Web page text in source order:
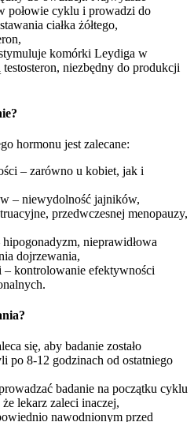
połowie cyklu i prowadzi do
ciałka żółtego,
komórki Leydiga w
niezbędny do produkcji
hormonu jest zalecane:
– zarówno u kobiet, jak i
– niewydolność jajników,
przedwczesnej menopauzy,
nieprawidłowa
dojrzewania,
kontrolowanie efektywności
się, aby badanie zostało
po 8-12 godzinach od ostatniego
badanie na początku cyklu
lekarz zaleci inaczej,
nawodnionym przed